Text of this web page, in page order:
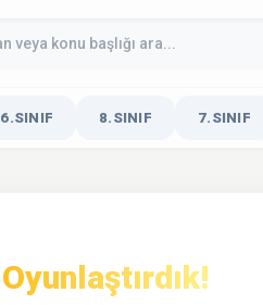
6.SINIF 8.SINIF 7.SINIF
Oyunlaştırdık!